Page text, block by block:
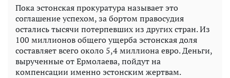
Пока эстонская прокуратура называет это
соглашение успехом, за бортом правосудия
остались тысячи потерпевших из других стран. Из
100 миллионов общего ущерба эстонская доля
составляет всего около 5,4 миллиона евро. Деньги,
вырученные от Ермолаева, пойдут на
компенсации именно эстонским жертвам.